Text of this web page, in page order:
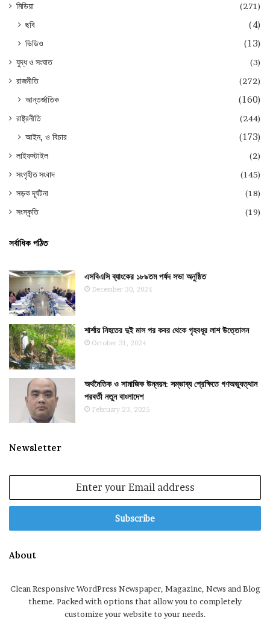
মিডিয়া (271)
ছবি
(4)
ভিডিও
(13)
যুদ্ধ ও সংঘাত
(3)
রাজনীতি
(272)
আন্তর্জাতিক (160)
রাষ্ট্রনীতি (244)
আইন, ও বিচার (173)
লাইফস্টাইল
(2)
সংগৃহীত সংবাদ
(145)
সড়ক দূর্ঘটনা
(18)
সংস্কৃতি
(19)
সর্বাধিক পঠিত
এসবিএসি ব্যাংকের ১৮৯তম পর্ষদ সভা অনুষ্ঠিত
December 30, 2024
শার্শায় নিহতের দুই মাস পর কবর থেকে গৃহবধূর লাশ উত্তোলন
October 31, 2024
অর্থনৈতিক ও সামাজিক উন্নয়ন: সম্ভাব্য প্রেক্ষিতে গণঅভ্যুত্থান
পরবর্তী নতুন বাংলাদেশ
February 23, 2025
Newsletter
Email
About
Clean Responsive WordPress Newspaper, Magazine, News and Blog
theme. Packed with options that allow you to completely
customize your website to your needs.